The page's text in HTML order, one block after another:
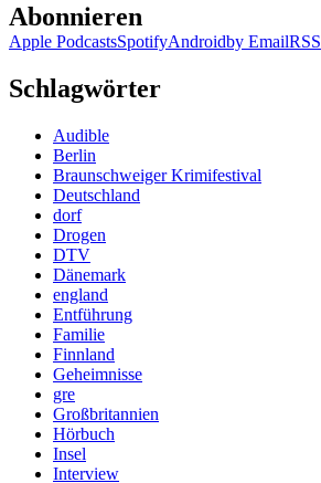
Abonnieren
Apple PodcastsSpotifyAndroidby EmailRSS
Schlagwörter
Audible
Berlin
Braunschweiger Krimifestival
Deutschland
dorf
Drogen
DTV
Dänemark
england
Entführung
Familie
Finnland
Geheimnisse
gre
Großbritannien
Hörbuch
Insel
Interview